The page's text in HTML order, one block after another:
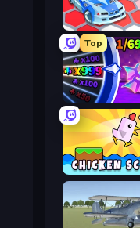
Cars Arena
Top
Meeland.io
Chicken Scream